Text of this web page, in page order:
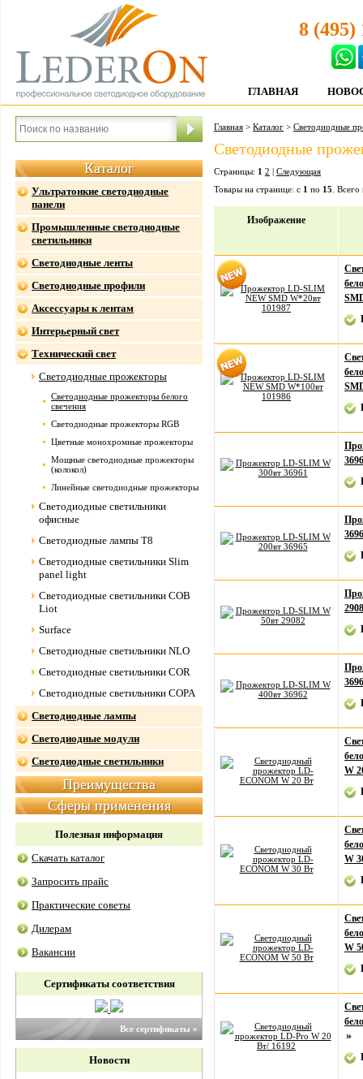
8 (495)
ГЛАВНАЯ
Каталог
Ультратонкие светодиодные
панели
Промышленные светодиодные
светильники
Светодиодные ленты
Светодиодные профили
Аксессуары к лентам
Интерьерный свет
Технический свет
Светодиодные прожекторы
Светодиодные прожекторы белого
свечения
Светодиодные прожекторы RGB
Цветные монохромные прожекторы
Мощные светодиодные прожекторы
(колокол)
Линейные светодиодные прожекторы
Светодиодные светильники
офисные
Светодиодные лампы Т8
Светодиодные светильники Slim
panel light
Светодиодные светильники COB
Liot
Surface
Светодиодные светильники NLO
Светодиодные светильники COR
Светодиодные светильники COPA
Светодиодные лампы
Светодиодные модули
Светодиодные светильники
Преимущества
Сферы применения
Полезная информация
Скачать каталог
Запросить прайс
Практические советы
Дилерам
Вакансии
Сертификаты соответствия
Все сертификаты »
Новости
Главная > Каталог > Светодиодные
Светодиодные
Страницы: 1 2 | Следующая
Товары на странице: с 1 по 15 .
Изображение
W
W
W
»